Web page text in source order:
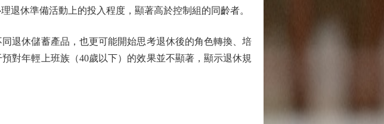
退休準備活動上的投入程度，顯著高於控制組的同齡者。
休儲蓄產品，也更可能開始思考退休後的角色轉換、培
對年輕上班族（40歲以下）的效果並不顯著，顯示退休規